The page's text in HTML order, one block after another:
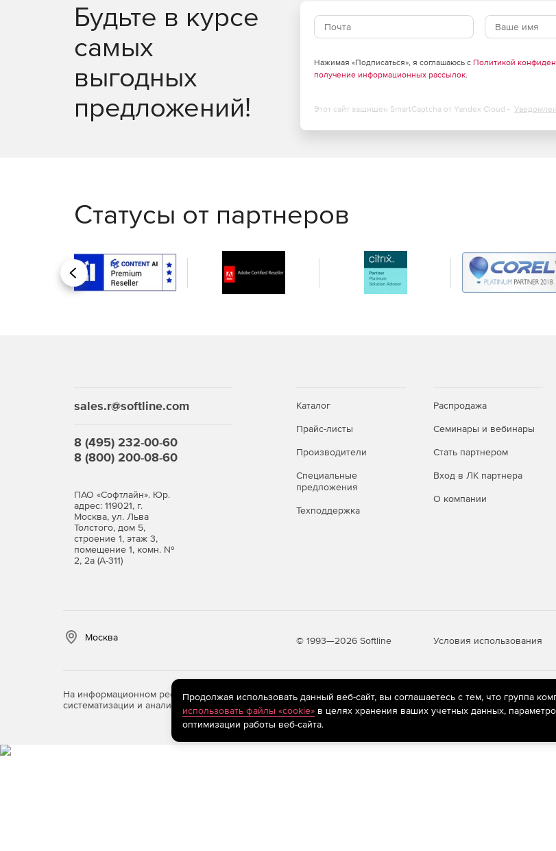
Будьте в курсе
самых
выгодных
предложений!
Нажимая «Подписаться», я соглашаюсь с Политикой
получение информационных рассылок.
Этот сайт защищен SmartCaptcha от Yandex Cloud -
Статусы от партнеров
Назад
sales.r@softline.com
8 (495) 232-00-60
8 (800) 200-08-60
ПАО «Софтлайн». Юр.
адрес: 119021, г.
Москва, ул. Льва
Толстого, дом 5,
строение 1, этаж 3,
помещение 1, комн. №
2, 2а (А-311)
Каталог
Прайс-листы
Производители
Специальные
предложения
Техподдержка
Распродажа
Семинары и вебинары
Стать партнером
Вход в ЛК партнера
О компании
Москва © 1993—2026 Softline Условия использования
На информационном ресурсе store.softline.ru применяютсярекомендательные технологии(информационные
систематизации и анализа сведений, относящихся к предпочтениям пользователей сети «Интернет»,
Продолжая использовать данный веб-сайт, вы соглашаетесь с тем, что группа
использовать файлы «cookie»в целях хранения ваших учетных данных,
оптимизации работы веб-сайта.